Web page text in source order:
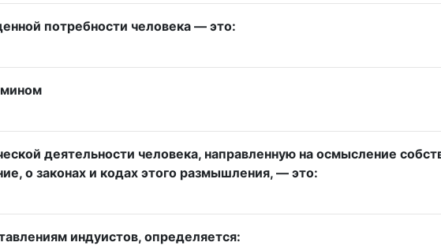
потребности человека — это:
деятельности человека, направленную на осмысление
о законах и кодах этого размышления, — это:
индуистов, определяется: